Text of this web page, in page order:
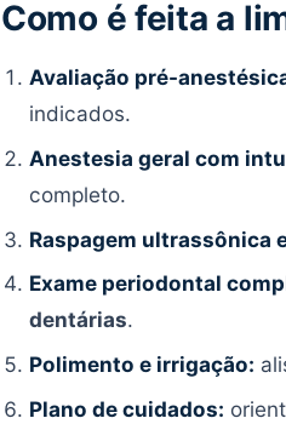
Como é feita a
Avaliação pré-
indicados.
Anestesia geral com
completo.
Raspagem ultrassônica
Exame periodontal
dentárias.
Polimento e irrigação:
Plano de cuidados: